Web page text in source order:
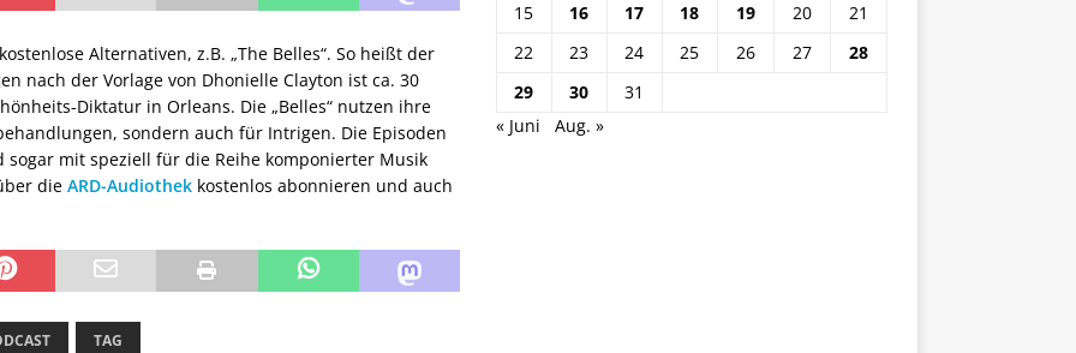
Alternativen, z.B. „The Belles“. So heißt der
nach der Vorlage von Dhonielle Clayton ist ca. 30
Diktatur in Orleans. Die „Belles“ nutzen ihre
sondern auch für Intrigen. Die Episoden
mit speziell für die Reihe komponierter Musik
die ARD-Audiothek kostenlos abonnieren und auch
TAG
15
16 17 18 19 20
21
22
23 24 25 26 27
28
29
30
31
« Juni
Aug. »